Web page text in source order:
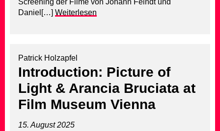
Daniel[…] Weiterlesen
Patrick Holzapfel
Introduction: Picture of
Light & Arancia Bruciata at
Film Museum Vienna
15. August 2025